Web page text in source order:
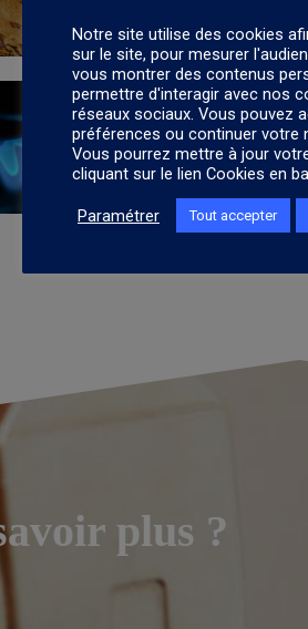
Loi Carrez et
plus ?
Notre site utilise des cookies
sur le site, pour mesurer
vous montrer des contenus
permettre d'interagir avec nos
réseaux sociaux. Vous pouvez
préférences ou continuer votre
Vous pourrez mettre à jour
cliquant sur le lien Cookies en
Paramétrer Tout accepter